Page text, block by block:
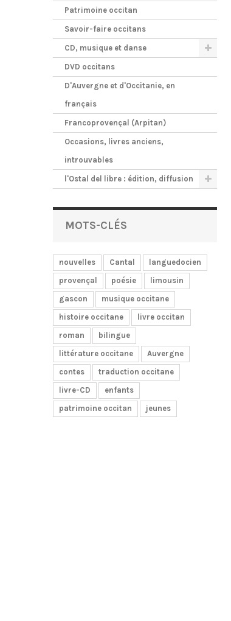
Patrimoine occitan
Savoir-faire occitans
CD, musique et danse
DVD occitans
D'Auvergne et d'Occitanie, en
français
Francoprovençal (Arpitan)
Occasions, livres anciens,
introuvables
l'Ostal del libre : édition, diffusion
MOTS-CLÉS
nouvelles Cantal
languedocien
provençal
poésie
limousin
gascon
musique occitane
histoire occitane
livre occitan
roman
bilingue
littérature occitane
Auvergne
contes
traduction occitane
livre-CD
enfants
patrimoine occitan
jeunes